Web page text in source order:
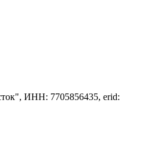
ИНН: 7705856435, erid: